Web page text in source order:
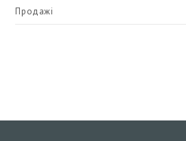
Продажі